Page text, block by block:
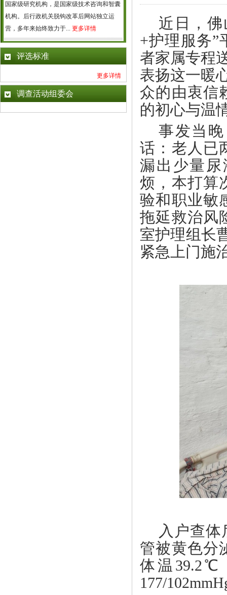
国家级研究机构，是国家级技术咨询和智囊
机构。后行政机关脱钩改革后网站独立运
营，多年来始终致力于... 更多详情
评选标准
更多详情
调查活动组委会
近日，
+护理服务”
者家属专程
表扬这一暖
众的由衷信
的初心与温
事发当
话：老人已
漏出少量
烦，本打算
验和职业敏
拖延救治风
室护理组长
紧急上门施
入户查
管被黄色分
体温 39.2℃
177/